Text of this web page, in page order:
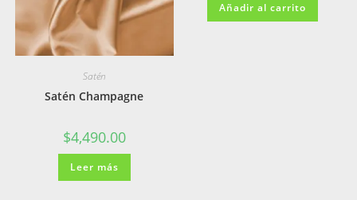
Satén
Satén Champagne
$4,490.00
Leer más
Añadir al carrito